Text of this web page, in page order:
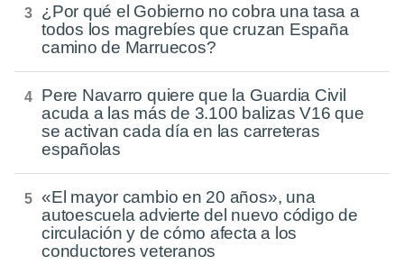
¿Por qué el Gobierno no cobra una tasa a
todos los magrebíes que cruzan España
camino de Marruecos?
Pere Navarro quiere que la Guardia Civil
acuda a las más de 3.100 balizas V16 que
se activan cada día en las carreteras
españolas
«El mayor cambio en 20 años», una
autoescuela advierte del nuevo código de
circulación y de cómo afecta a los
conductores veteranos